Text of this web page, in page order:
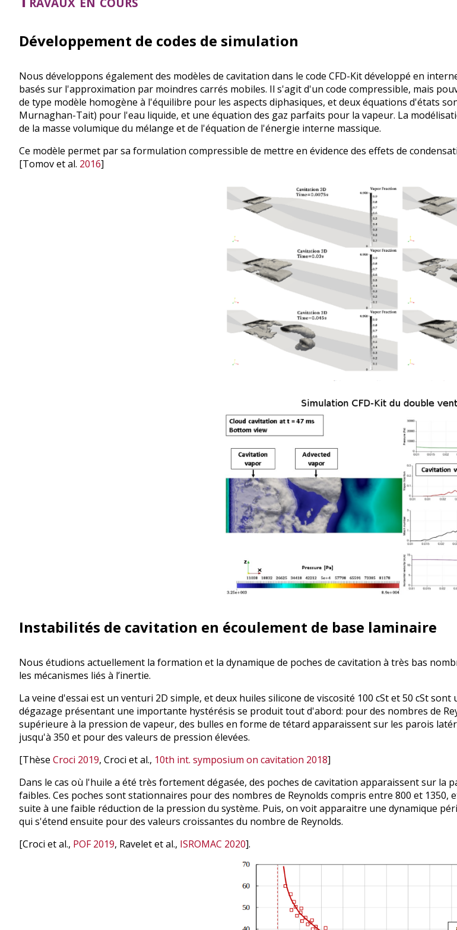
Développement de codes de simulation
Nous développons également des modèles de cavitation dans le code CFD-Kit développé en
basés sur l'approximation par moindres carrés mobiles. Il s'agit d'un code compressible, mais
de type modèle homogène à l'équilibre pour les aspects diphasiques, et deux équations d'états
Murnaghan-Tait) pour l'eau liquide, et une équation des gaz parfaits pour la vapeur. La
de la masse volumique du mélange et de l'équation de l'énergie interne massique.
Ce modèle permet par sa formulation compressible de mettre en évidence des effets de
[Tomov et al. 2016]
Instabilités de cavitation en écoulement de base laminaire
Nous étudions actuellement la formation et la dynamique de poches de cavitation à très bas
les mécanismes liés à l’inertie.
La veine d'essai est un venturi 2D simple, et deux huiles silicone de viscosité 100 cSt et 50 cSt
dégazage présentant une importante hystérésis se produit tout d'abord: pour des nombres de
supérieure à la pression de vapeur, des bulles en forme de tétard apparaissent sur les parois
jusqu'à 350 et pour des valeurs de pression élevées.
[Thèse Croci 2019, Croci et al., 10th int. symposium on cavitation 2018]
Dans le cas où l'huile a été très fortement dégasée, des poches de cavitation apparaissent sur
faibles. Ces poches sont stationnaires pour des nombres de Reynolds compris entre 800 et
suite à une faible réduction de la pression du système. Puis, on voit apparaitre une dynamique
qui s'étend ensuite pour des valeurs croissantes du nombre de Reynolds.
[Croci et al., POF 2019, Ravelet et al., ISROMAC 2020].